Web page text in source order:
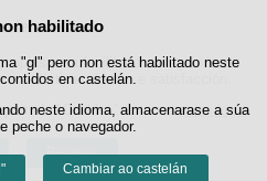
de cookies
para facilitar a navegación e
estatísticas de uso e satisfacción.
"Cookies" do nosoaviso legal.
Rexeitar
habilitado
"gl" pero non está habilitado neste
en castelán.
neste idioma, almacenarase a súa
peche o navegador.
Cambiar ao castelán
Saltar ao contido